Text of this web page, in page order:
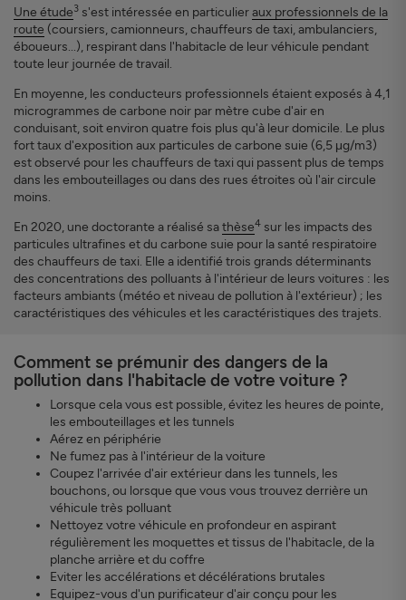
Une étude3 s'est intéressée en particulieraux professionnels de la
route (coursiers, camionneurs, chauffeurs de taxi, ambulanciers,
éboueurs...), respirant dans l'habitacle de leur véhicule pendant
toute leur journée de travail.
En moyenne, les conducteurs professionnels étaient exposés à 4,1
microgrammes de carbone noir par mètre cube d'air en
conduisant, soit environ quatre fois plus qu'à leur domicile. Le plus
fort taux d'exposition aux particules de carbone suie (6,5 μg/m3)
est observé pour les chauffeurs de taxi qui passent plus de temps
dans les embouteillages ou dans des rues étroites où l'air circule
moins.
En 2020, une doctorante a réalisé sathèse4 sur les impacts des
particules ultrafines et du carbone suie pour la santé respiratoire
des chauffeurs de taxi. Elle a identifié trois grands déterminants
des concentrations des polluants à l'intérieur de leurs voitures : les
facteurs ambiants (météo et niveau de pollution à l'extérieur) ; les
caractéristiques des véhicules et les caractéristiques des trajets.
Comment se prémunir des dangers de la
pollution dans l'habitacle de votre voiture ?
Lorsque cela vous est possible, évitez les heures de pointe,
les embouteillages et les tunnels
Aérez en périphérie
Ne fumez pas à l'intérieur de la voiture
Coupez l'arrivée d'air extérieur dans les tunnels, les
bouchons, ou lorsque que vous vous trouvez derrière un
véhicule très polluant
Nettoyez votre véhicule en profondeur en aspirant
régulièrement les moquettes et tissus de l'habitacle, de la
planche arrière et du coffre
Eviter les accélérations et décélérations brutales
Equipez-vous d'un purificateur d'air conçu pour les